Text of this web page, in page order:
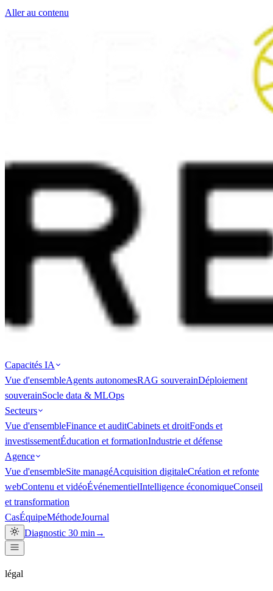
Aller au contenu
Capacités IA
Vue d'ensembleAgents autonomesRAG souverainDéploiement
souverainSocle data & MLOps
Secteurs
Vue d'ensembleFinance et auditCabinets et droitFonds et
investissementÉducation et formationIndustrie et défense
Agence
Vue d'ensembleSite managéAcquisition digitaleCréation et refonte
webContenu et vidéoÉvénementielIntelligence économiqueConseil
et transformation
CasÉquipeMéthodeJournal
Diagnostic 30 min →
légal